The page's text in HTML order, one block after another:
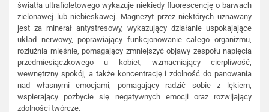
światła ultrafioletowego wykazuje niekiedy fluorescencję o barwach
zielonawej lub niebieskawej. Magnezyt przez niektórych uznawany
jest za minerał antystresowy, wykazujący działanie uspokajające
układ nerwowy, poprawiający funkcjonowanie całego organizmu,
rozluźnia mięśnie, pomagający zmniejszyć objawy zespołu napięcia
przedmiesiączkowego u kobiet, wzmacniający cierpliwość,
wewnętrzny spokój, a także koncentrację i zdolność do panowania
nad własnymi emocjami, pomagający radzić sobie z lękiem,
wspierający pozbycie się negatywnych emocji oraz rozwijający
zdolności twórcze.